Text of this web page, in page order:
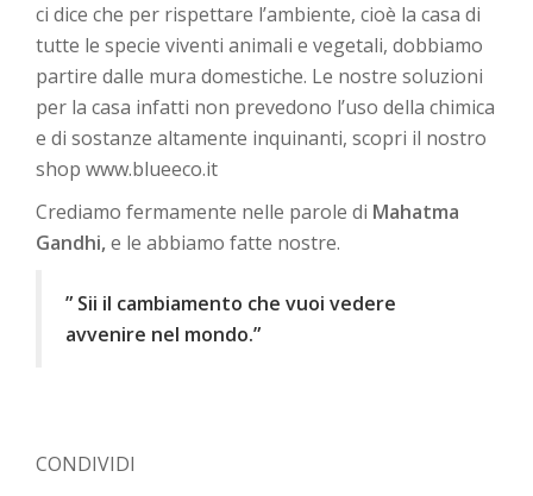
ci dice che per rispettare l’ambiente, cioè la casa di
tutte le specie viventi animali e vegetali, dobbiamo
partire dalle mura domestiche. Le nostre soluzioni
per la casa infatti non prevedono l’uso della chimica
e di sostanze altamente inquinanti, scopri il nostro
shop www.blueeco.it
Crediamo fermamente nelle parole di Mahatma
Gandhi,e le abbiamo fatte nostre.
” Sii il cambiamento che vuoi vedere
avvenire nel mondo.”
CONDIVIDI